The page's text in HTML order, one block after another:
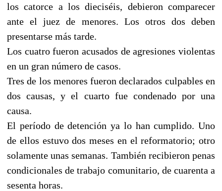
los catorce a los dieciséis, debieron comparecer
ante el juez de menores. Los otros dos deben
presentarse más tarde.
Los cuatro fueron acusados de agresiones violentas
en un gran número de casos.
Tres de los menores fueron declarados culpables en
dos causas, y el cuarto fue condenado por una
causa.
El período de detención ya lo han cumplido. Uno
de ellos estuvo dos meses en el reformatorio; otro
solamente unas semanas. También recibieron penas
condicionales de trabajo comunitario, de cuarenta a
sesenta horas.